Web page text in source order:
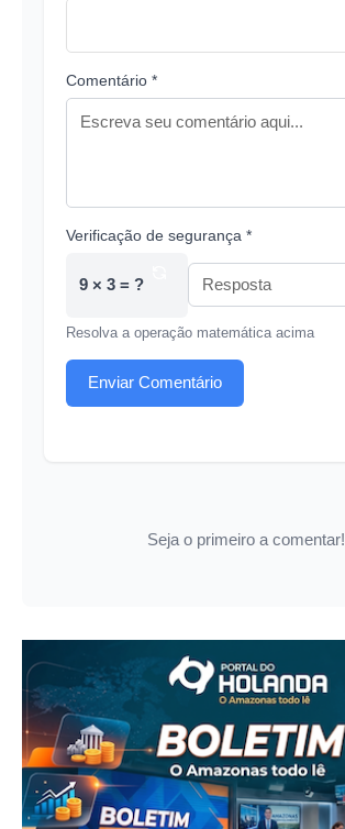
Comentário *
Verificação de segurança *
9 × 3 = ?
Resolva a operação matemática acima
Enviar Comentário
Seja o primeiro a comentar!